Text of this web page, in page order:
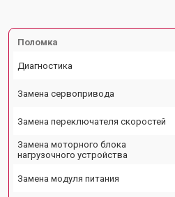
Поломка
Диагностика
Замена сервопривода
Замена переключателя скоростей
Замена моторного блока
нагрузочного устройства
Замена модуля питания